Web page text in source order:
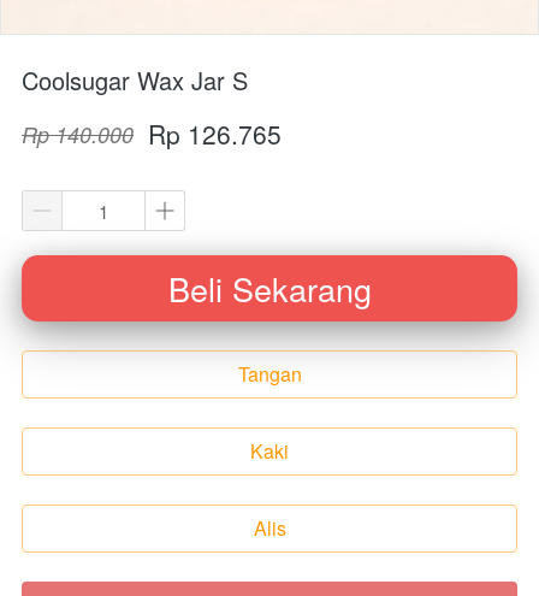
Coolsugar Wax Jar S
Rp 140.000 Rp 126.765
`
Beli Sekarang
`
Tangan
`Kaki
`
Alis